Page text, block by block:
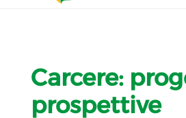
Carcere:
prospettive